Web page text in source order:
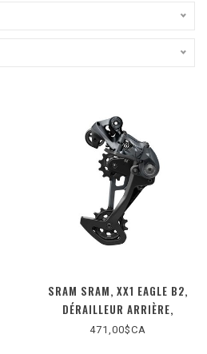
SRAM SRAM, XX1 EAGLE B2,
DÉRAILLEUR ARRIÈRE,
VITESSES: 12, NOIR
471,00$CA